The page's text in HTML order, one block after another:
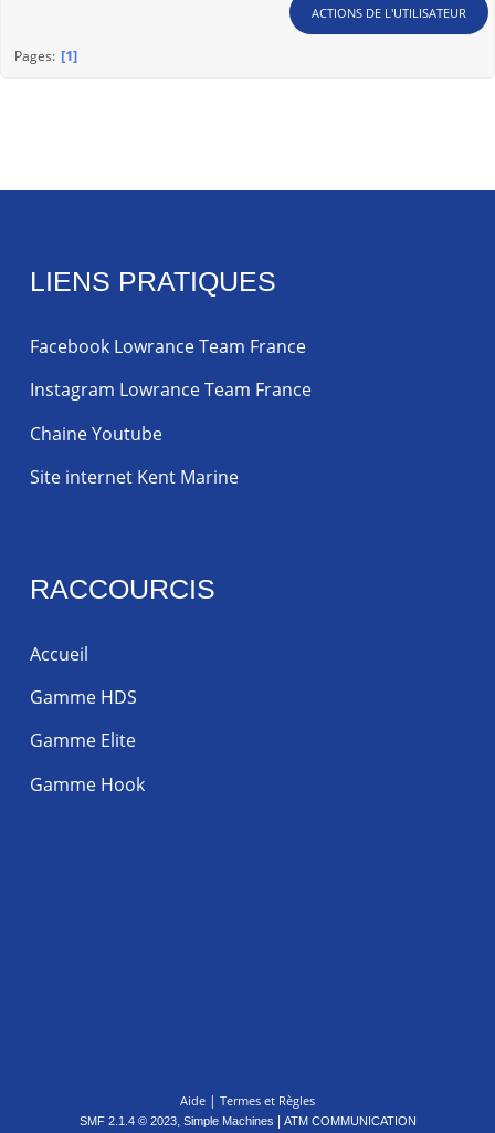
ACTIONS DE L'UTILISATEUR
Pages 1
LIENS PRATIQUES
Facebook Lowrance Team France
Instagram Lowrance Team France
Chaine Youtube
Site internet Kent Marine
RACCOURCIS
Accueil
Gamme HDS
Gamme Elite
Gamme Hook
Aide | Termes et Règles
SMF 2.1.4 © 2023, Simple Machines ATM COMMUNICATION